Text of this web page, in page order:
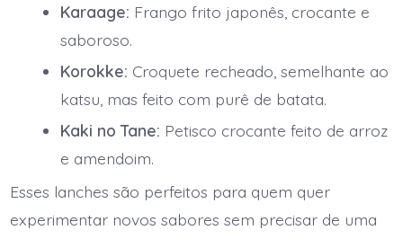
Karaage: Frango frito japonês, crocante e
saboroso.
Korokke: Croquete recheado, semelhante ao
katsu, mas feito com purê de batata.
Kaki no Tane: Petisco crocante feito de arroz
e amendoim.
Esses lanches são perfeitos para quem quer
experimentar novos sabores sem precisar de uma